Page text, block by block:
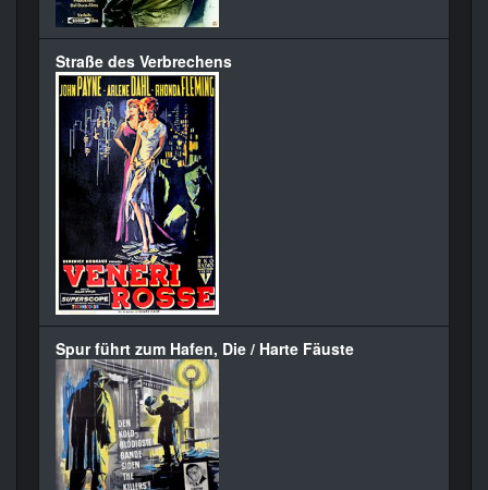
Straße des Verbrechens
Spur führt zum Hafen, Die / Harte Fäuste